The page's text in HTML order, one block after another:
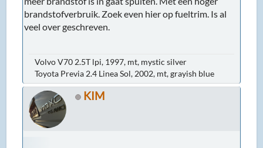
brandstofverbruik. Zoek even hier op fueltrim. Is al
veel over geschreven.
Volvo V70 2.5T lpi, 1997, mt, mystic silver
Toyota Previa 2.4 Linea Sol, 2002, mt, grayish blue
KIM